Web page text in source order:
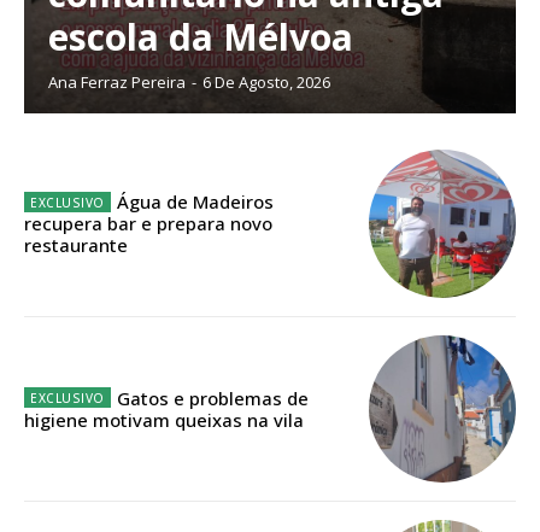
Faça-se assinante do Região de Cister e ajude-nos a manter este serviço
público!
Sendo assinante terá acesso a todos os conteúdos exclusivos e versões
digitais.
Escolha o plano de assinatura desejado:
12 meses
escola da Mélvoa
Ana Ferraz Pereira - 6 De Agosto, 2026
Água de Madeiros
recupera bar e prepara novo
restaurante
Gatos e problemas de
higiene motivam queixas na vila